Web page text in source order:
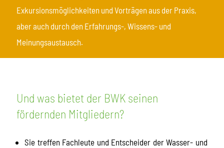
Exkursionsmöglichkeiten und Vorträgen aus der Praxis,
aber auch durch den Erfahrungs-, Wissens- und
Meinungsaustausch.
Und was bietet der BWK seinen
fördernden Mitgliedern?
Sie treffen Fachleute und Entscheider der Wasser- und